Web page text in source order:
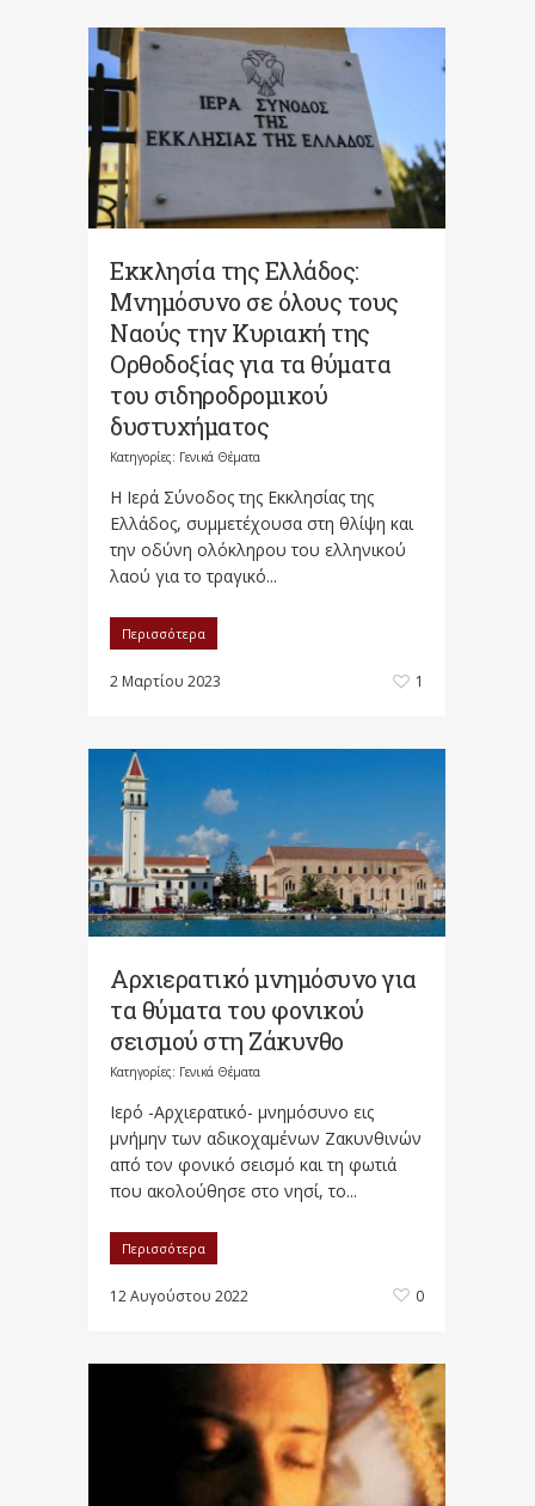
Εκκλησία της Ελλάδος:
Μνημόσυνο σε όλους τους
Ναούς την Κυριακή της
Ορθοδοξίας για τα θύματα
του σιδηροδρομικού
δυστυχήματος
Κατηγορίες: Γενικά Θέματα
Η Ιερά Σύνοδος της Εκκλησίας της
Ελλάδος, συμμετέχουσα στη θλίψη και
την οδύνη ολόκληρου του ελληνικού
λαού για το τραγικό...
Περισσότερα
2 Μαρτίου 2023 1
Αρχιερατικό μνημόσυνο για
τα θύματα του φονικού
σεισμού στη Ζάκυνθο
Κατηγορίες: Γενικά Θέματα
Ιερό -Αρχιερατικό- μνημόσυνο εις
μνήμην των αδικοχαμένων Ζακυνθινών
από τον φονικό σεισμό και τη φωτιά
που ακολούθησε στο νησί, το...
Περισσότερα
12 Αυγούστου 2022 0